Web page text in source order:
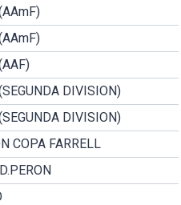
DIVISION)
DIVISION)
COPA FARRELL